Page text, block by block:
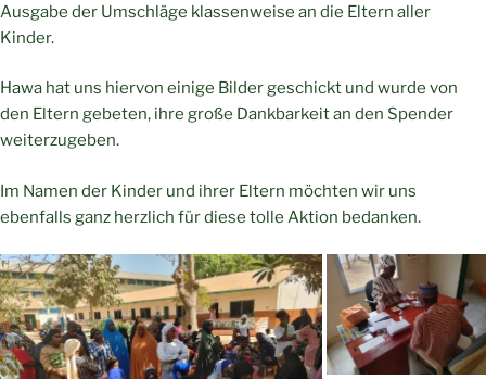
Ausgabe der Umschläge klassenweise an die Eltern aller
Kinder.
Hawa hat uns hiervon einige Bilder geschickt und wurde von
den Eltern gebeten, ihre große Dankbarkeit an den Spender
weiterzugeben.
Im Namen der Kinder und ihrer Eltern möchten wir uns
ebenfalls ganz herzlich für diese tolle Aktion bedanken.